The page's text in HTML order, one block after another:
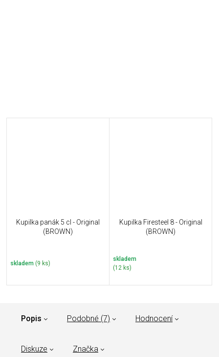
Kupilka panák 5 cl - Original
(BROWN)
skladem (9 ks)
Kupilka Firesteel 8 - Original
(BROWN)
skladem
(12 ks)
Popis Podobné (7) Hodnocení
Diskuze Značka